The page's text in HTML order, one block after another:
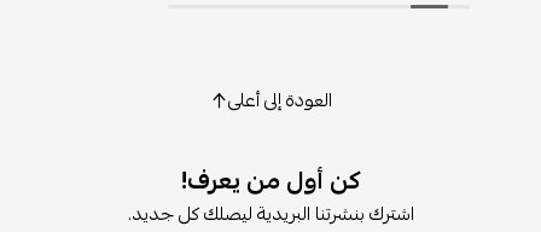
العودة إلى أعلى
كن أول من يعرف!
اشترك بنشرتنا البريدية ليصلك كل جديد.